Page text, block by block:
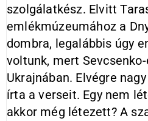
szolgálatkész. Elvitt
emlékmúzeumához a
dombra, legalábbis úgy
voltunk, mert
Ukrajnában. Elvégre
írta a verseit. Egy nem
akkor még létezett? A